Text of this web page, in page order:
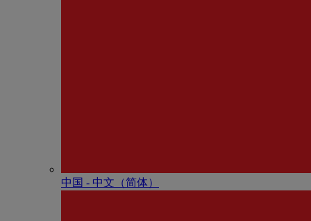
中国 - 中⽂（简体）